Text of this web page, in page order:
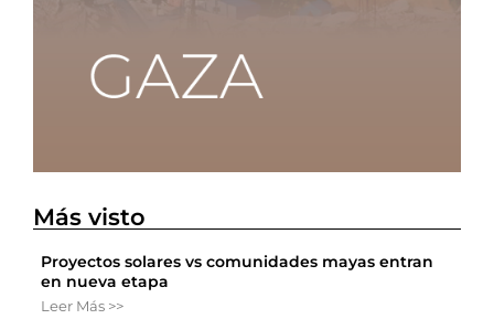
Más visto
Proyectos solares vs comunidades mayas entran
en nueva etapa
Leer Más >>